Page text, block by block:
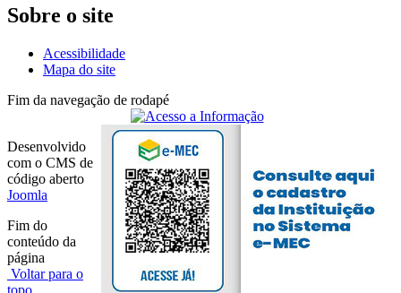
Sobre o site
Acessibilidade
Mapa do site
Fim da navegação de rodapé
Desenvolvido
com o CMS de
código aberto
Joomla
Fim do
conteúdo da
página
Voltar para o
topo